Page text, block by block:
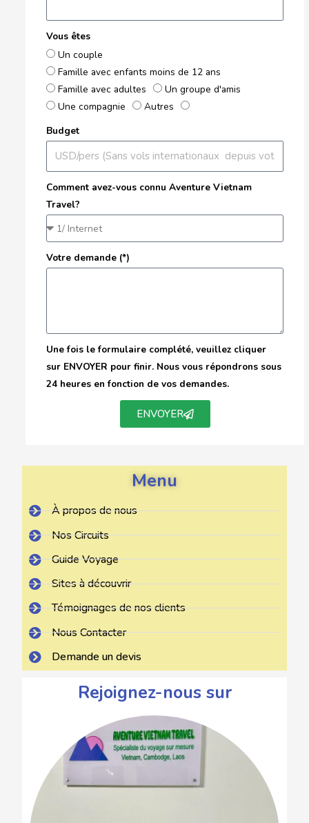
Vous êtes
Un couple
Famille avec enfants moins de 12 ans
Famille avec adultes
Un groupe d'amis
Une compagnie
Autres
Budget
Comment avez-vous connu Aventure Vietnam
Travel?
Votre demande (*)
Une fois le formulaire complété, veuillez cliquer
sur ENVOYER pour finir. Nous vous répondrons sous
24 heures en fonction de vos demandes.
ENVOYER
Menu
À propos de nous
Nos Circuits
Guide Voyage
Sites à découvrir
Témoignages de nos clients
Nous Contacter
Demande un devis
Rejoignez-nous sur